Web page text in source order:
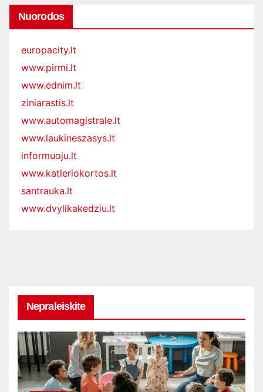
Nuorodos
europacity.lt
www.pirmi.lt
www.ednim.lt
ziniarastis.lt
www.automagistrale.lt
www.laukineszasys.lt
informuoju.lt
www.katleriokortos.lt
santrauka.lt
www.dvylikakedziu.lt
Nepraleiskite